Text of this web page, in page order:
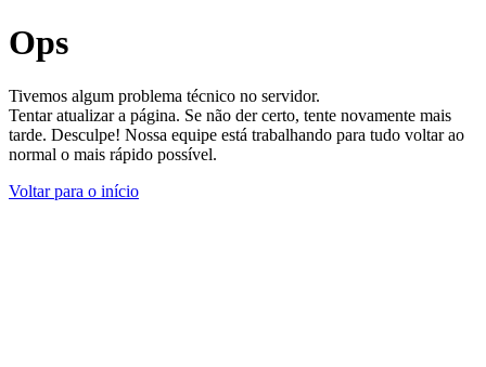
Ops
Tivemos algum problema técnico no servidor.
Tentar atualizar a página. Se não der certo, tente novamente mais
tarde. Desculpe! Nossa equipe está trabalhando para tudo voltar ao
normal o mais rápido possível.
Voltar para o início